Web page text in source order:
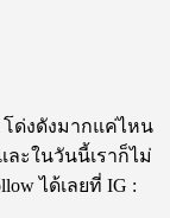
โด่งดังมากแค่ไหน
ละในวันนี้เราก็ไม่
ได้เลยที่ IG :